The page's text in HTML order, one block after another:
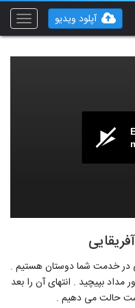
Toggle
آپلود ویدیو
در خدمت شما دوستان هستیم .
مداد بپیچید . انتهای آن را بعد
حالت می دهیم .